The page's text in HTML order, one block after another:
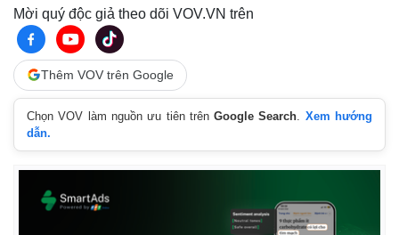
Multimedia
Mời quý độc giả theo dõi VOV.VN trên
Thêm VOV trên Google
Chọn VOV làm nguồn ưu tiên trênGoogle Search
Xem hướng
dẫn.